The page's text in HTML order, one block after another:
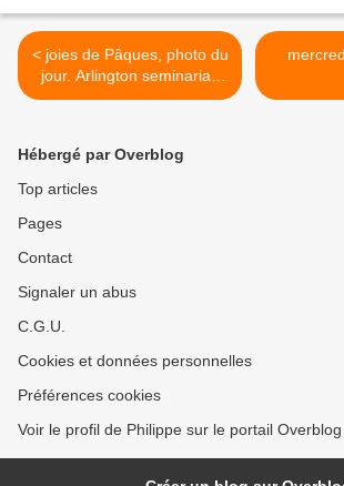
< joies de Pâques, photo du
jour. Arlington seminarian
Education. .
Hébergé par Overblog
Top articles
Pages
Contact
Signaler un abus
C.G.U.
Cookies et données personnelles
Préférences cookies
Voir le profil de Philippe sur le portail Overblog